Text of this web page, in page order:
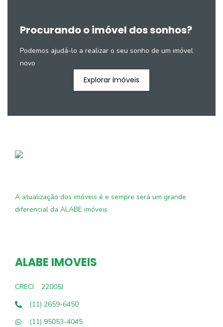
Procurando o imóvel dos sonhos?
Podemos ajudá-lo a realizar o seu sonho de um imóvel
novo
Explorar Imóveis
A atualização dos imóveis é e sempre será um grande
diferencial da ALABE imóveis
ALABE IMOVEIS
CRECI
22005J
(11) 2659-6450
(11) 95053-4045